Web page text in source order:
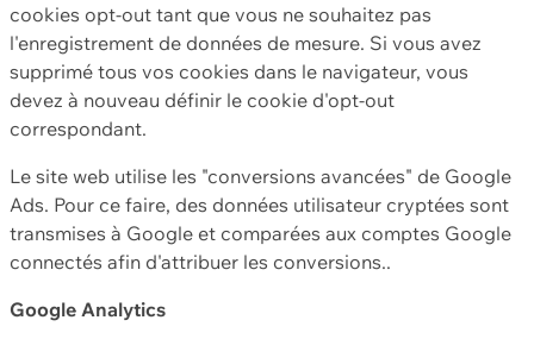
cookies opt-out tant que vous ne souhaitez pas
l'enregistrement de données de mesure. Si vous avez
supprimé tous vos cookies dans le navigateur, vous
devez à nouveau définir le cookie d'opt-out
correspondant.
Le site web utilise les "conversions avancées" de Google
Ads. Pour ce faire, des données utilisateur cryptées sont
transmises à Google et comparées aux comptes Google
connectés afin d'attribuer les conversions..
Google Analytics